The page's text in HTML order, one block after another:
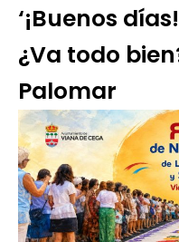
‘¡Buenos
¿Va todo
Palomar